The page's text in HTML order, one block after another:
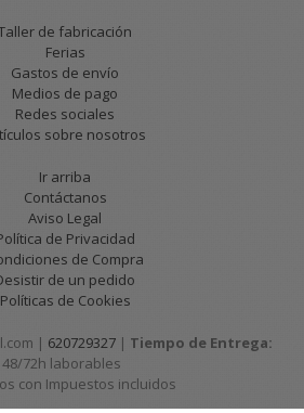
de fabricación
Ferias
Gastos de envío
Medios de pago
Redes sociales
sobre nosotros
Ir arriba
Contáctanos
Aviso Legal
de Privacidad
de Compra
de un pedido
Políticas de Cookies
| 620729327 | Tiempo de Entrega:
48/72h laborables
con Impuestos incluidos